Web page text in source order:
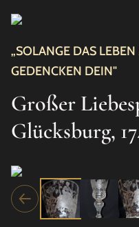
„SOLANGE DAS
GEDENCKEN DEIN"
Großer
Glücksburg,